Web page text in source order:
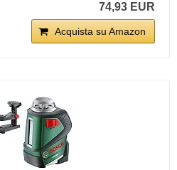
74,93 EUR
Acquista su Amazon